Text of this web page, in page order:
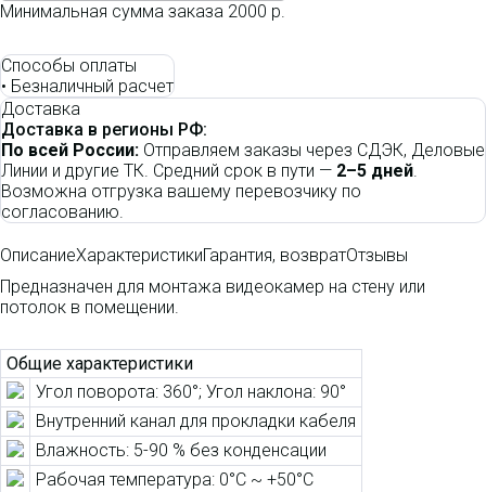
Минимальная сумма заказа 2000 р.
Способы оплаты
• Безналичный расчет
Доставка
Доставка в регионы РФ:
По всей России: Отправляем заказы через СДЭК, Деловые
Линии и другие ТК. Средний срок в пути — 2–5 дней.
Возможна отгрузка вашему перевозчику по
согласованию.
ОписаниеХарактеристикиГарантия, возвратОтзывы
Предназначен для монтажа видеокамер на стену или
потолок в помещении.
Общие характеристики
Угол поворота: 360°; Угол наклона: 90°
Внутренний канал для прокладки кабеля
Влажность: 5-90 % без конденсации
Рабочая температура: 0°C ~ +50°C